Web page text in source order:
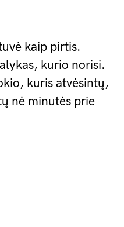
kaip pirtis.
kurio norisi.
kuris atvėsintų,
nė minutės prie